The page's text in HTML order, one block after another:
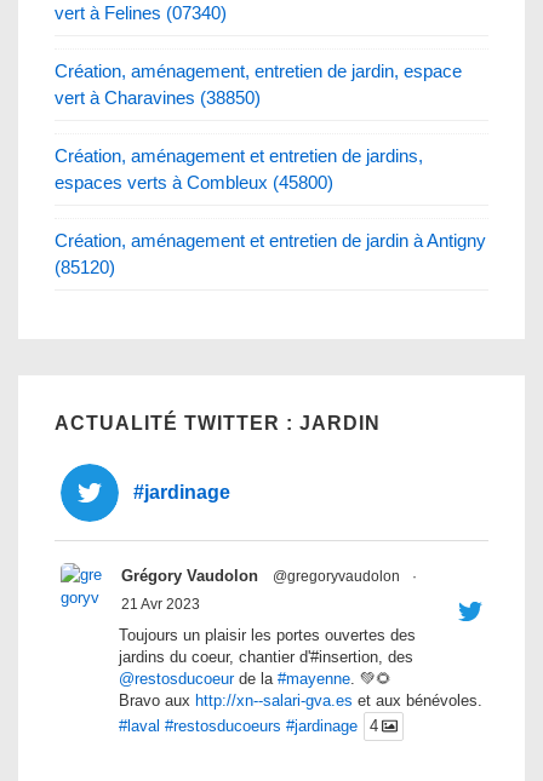
vert à Felines (07340)
Création, aménagement, entretien de jardin, espace
vert à Charavines (38850)
Création, aménagement et entretien de jardins,
espaces verts à Combleux (45800)
Création, aménagement et entretien de jardin à Antigny
(85120)
ACTUALITÉ TWITTER : JARDIN
#jardinage
Grégory Vaudolon @gregoryvaudolon
·
21 Avr 2023
Toujours un plaisir les portes ouvertes des
jardins du coeur, chantier d'#insertion, des
@restosducoeurde la #mayenne. 💚🌻
Bravo aux http://xn--salari-gva.es et aux bénévoles.
#laval #restosducoeurs #jardinage 4